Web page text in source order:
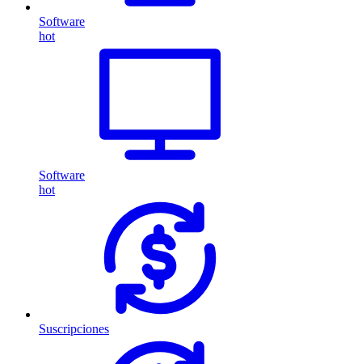
Software
hot
Software
hot
Suscripciones